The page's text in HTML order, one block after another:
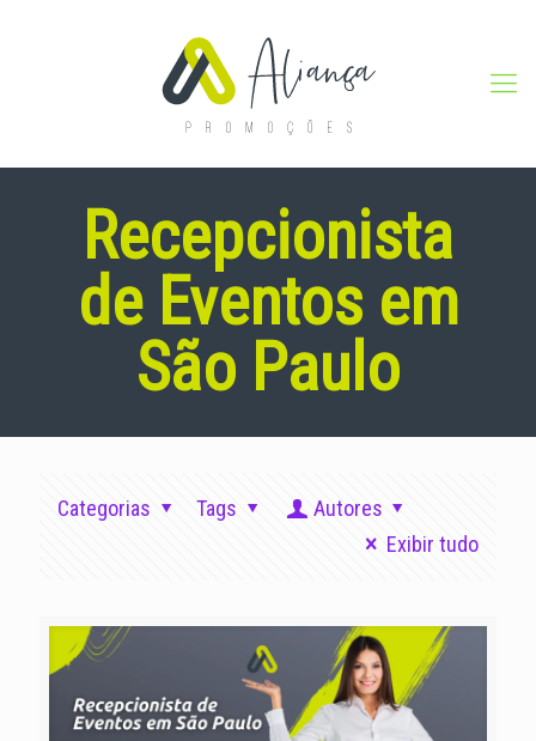
Recepcionista
de Eventos em
São Paulo
Categorias Tags
Autores
Exibir tudo